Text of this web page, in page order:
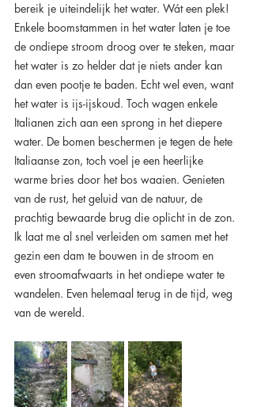
bereik je uiteindelijk het water. Wát een plek!
Enkele boomstammen in het water laten je toe
de ondiepe stroom droog over te steken, maar
het water is zo helder dat je niets ander kan
dan even pootje te baden. Echt wel even, want
het water is ijs-ijskoud. Toch wagen enkele
Italianen zich aan een sprong in het diepere
water. De bomen beschermen je tegen de hete
Italiaanse zon, toch voel je een heerlijke
warme bries door het bos waaien. Genieten
van de rust, het geluid van de natuur, de
prachtig bewaarde brug die oplicht in de zon.
Ik laat me al snel verleiden om samen met het
gezin een dam te bouwen in de stroom en
even stroomafwaarts in het ondiepe water te
wandelen. Even helemaal terug in de tijd, weg
van de wereld.